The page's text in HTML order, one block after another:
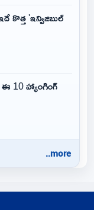
కొత్త 'ఇన్విజిబుల్
ఈ 10 హ్యాంగింగ్
..more